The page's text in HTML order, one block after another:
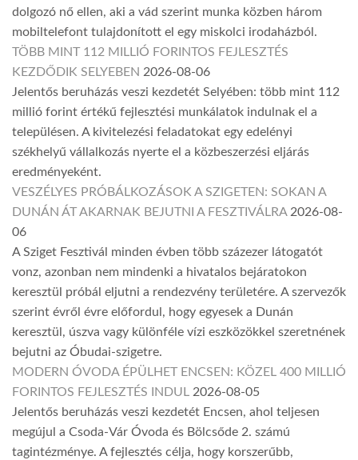
dolgozó nő ellen, aki a vád szerint munka közben három
mobiltelefont tulajdonított el egy miskolci irodaházból.
TÖBB MINT 112 MILLIÓ FORINTOS FEJLESZTÉS
KEZDŐDIK SELYEBEN 2026-08-06
Jelentős beruházás veszi kezdetét Selyében: több mint 112
millió forint értékű fejlesztési munkálatok indulnak el a
településen. A kivitelezési feladatokat egy edelényi
székhelyű vállalkozás nyerte el a közbeszerzési eljárás
eredményeként.
VESZÉLYES PRÓBÁLKOZÁSOK A SZIGETEN: SOKAN A
DUNÁN ÁT AKARNAK BEJUTNI A FESZTIVÁLRA 2026-08-
06
A Sziget Fesztivál minden évben több százezer látogatót
vonz, azonban nem mindenki a hivatalos bejáratokon
keresztül próbál eljutni a rendezvény területére. A szervezők
szerint évről évre előfordul, hogy egyesek a Dunán
keresztül, úszva vagy különféle vízi eszközökkel szeretnének
bejutni az Óbudai-szigetre.
MODERN ÓVODA ÉPÜLHET ENCSEN: KÖZEL 400 MILLIÓ
FORINTOS FEJLESZTÉS INDUL 2026-08-05
Jelentős beruházás veszi kezdetét Encsen, ahol teljesen
megújul a Csoda-Vár Óvoda és Bölcsőde 2. számú
tagintézménye. A fejlesztés célja, hogy korszerűbb,